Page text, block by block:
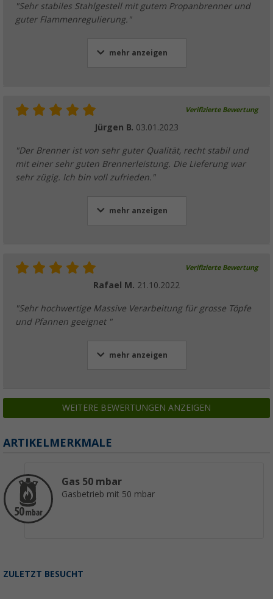
"Sehr stabiles Stahlgestell mit gutem Propanbrenner und
guter Flammenregulierung."
mehr anzeigen
Verifizierte Bewertung
Jürgen B. 03.01.2023
"Der Brenner ist von sehr guter Qualität, recht stabil und
mit einer sehr guten Brennerleistung. Die Lieferung war
sehr zügig. Ich bin voll zufrieden."
mehr anzeigen
Verifizierte Bewertung
Rafael M. 21.10.2022
"Sehr hochwertige Massive Verarbeitung für grosse Töpfe
und Pfannen geeignet "
mehr anzeigen
WEITERE BEWERTUNGEN ANZEIGEN
ARTIKELMERKMALE
Gas 50 mbar
Gasbetrieb mit 50 mbar
ZULETZT BESUCHT